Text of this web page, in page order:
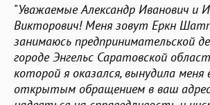
"Уважаемые Александр Иванович и
Викторович! Меня зовут Еркн
занимаюсь предпринимательской
городе Энгельс Саратовской
которой я оказался, вынудила
открытым обращением в ваш